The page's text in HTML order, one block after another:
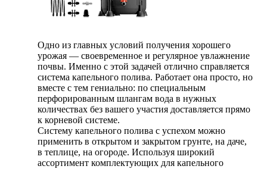
Одно из главных условий получения хорошего
урожая — своевременное и регулярное увлажнение
почвы. Именно с этой задачей отлично справляется
система капельного полива. Работает она просто, но
вместе с тем гениально: по специальным
перфорированным шлангам вода в нужных
количествах без вашего участия доставляется прямо
к корневой системе.
Систему капельного полива с успехом можно
применить в открытом и закрытом грунте, на даче,
в теплице, на огороде. Используя широкий
ассортимент комплектующих для капельного